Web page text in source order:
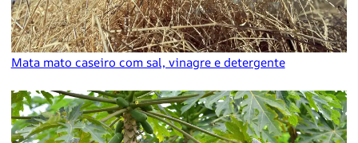
Mata mato caseiro com sal, vinagre e detergente